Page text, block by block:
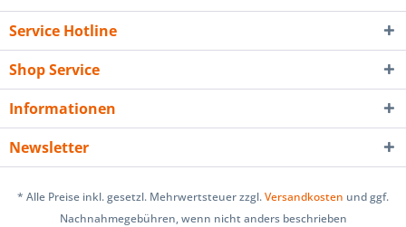
Service Hotline
Shop Service
Informationen
Newsletter
* Alle Preise inkl. gesetzl. Mehrwertsteuer zzgl.Versandkosten und ggf.
Nachnahmegebühren, wenn nicht anders beschrieben